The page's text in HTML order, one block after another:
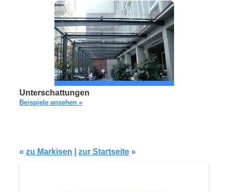
Unterschattungen
Beispiele ansehen »
« zu Markisen zur Startseite»